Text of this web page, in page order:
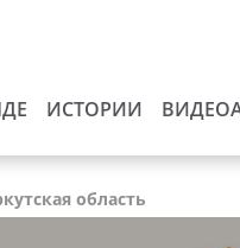
ИСТОРИИ
область